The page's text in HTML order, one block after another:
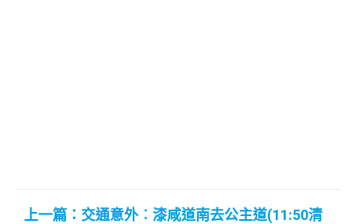
上一篇：交通意外︰漆咸道南去公主道(11:50清